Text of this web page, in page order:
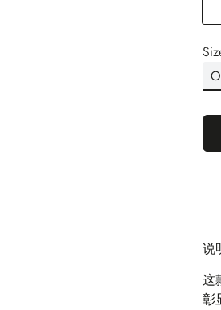
说
这
彰